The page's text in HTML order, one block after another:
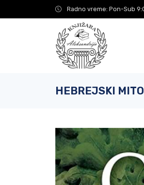
Radno vreme: Pon-Sub
HEBREJSKI